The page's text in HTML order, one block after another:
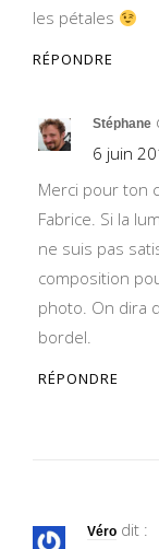
les pétales
RÉPONDRE
Stéphane
6 juin
Merci pour ton
Fabrice. Si la
ne suis pas
composition
photo. On dira
bordel.
RÉPONDRE
Véro dit :